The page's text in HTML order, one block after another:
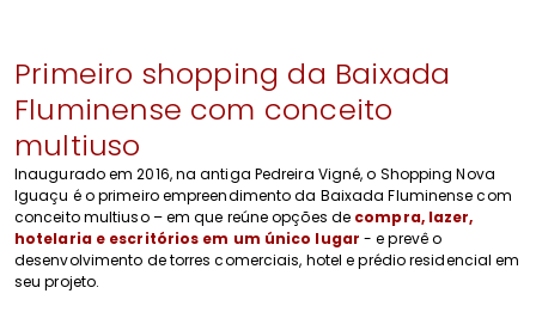
Primeiro shopping da Baixada
Fluminense com conceito
multiuso
Inaugurado em 2016, na antiga Pedreira Vigné, o Shopping Nova
Iguaçu é o primeiro empreendimento da Baixada Fluminense com
conceito multiuso – em que reúne opções de compra, lazer,
hotelaria e escritórios em um único lugar - e prevê o
desenvolvimento de torres comerciais, hotel e prédio residencial em
seu projeto.